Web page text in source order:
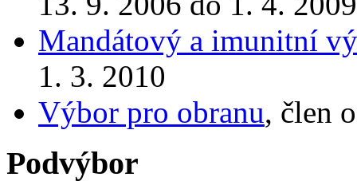
Mandátový a imunitní
1. 3. 2010
Výbor pro obranu, člen
Podvýbor